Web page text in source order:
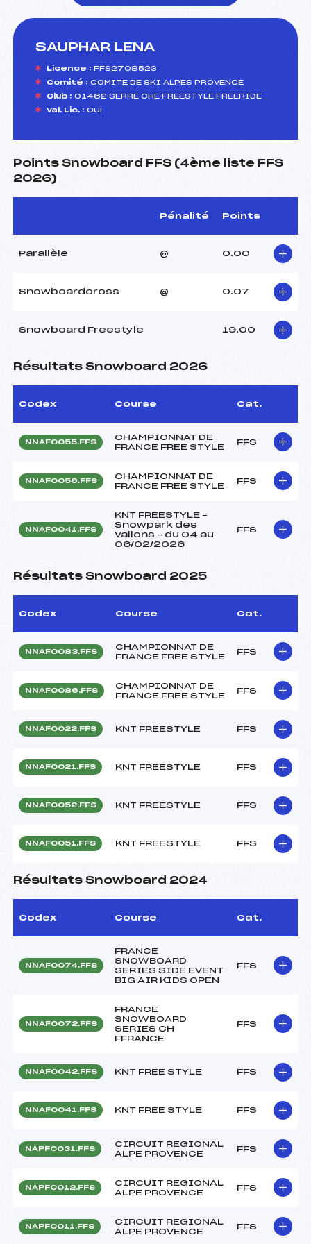
SAUPHAR LENA
Licence : FFS2708523
Comité : COMITE DE SKI ALPES PROVENCE
Club : 01462 SERRE CHE FREESTYLE FREERIDE
Val. Lic. : Oui
Points Snowboard FFS (4ème liste FFS
2026)
Pénalité Points
Parallèle @ 0.00
Snowboardcross @ 0.07
Snowboard Freestyle 19.00
Résultats Snowboard 2026
Codex Course Cat.
NNAF0055.FFS
CHAMPIONNAT DE
FRANCE FREE STYLE
FFS
NNAF0056.FFS
CHAMPIONNAT DE
FRANCE FREE STYLE
FFS
NNAF0041.FFS
KNT FREESTYLE –
Snowpark des
Vallons – du 04 au
06/02/2026
FFS
Résultats Snowboard 2025
Codex Course Cat.
NNAF0083.FFS
CHAMPIONNAT DE
FRANCE FREE STYLE
FFS
NNAF0086.FFS
CHAMPIONNAT DE
FRANCE FREE STYLE
FFS
NNAF0022.FFS KNT FREESTYLE FFS
NNAF0021.FFS KNT FREESTYLE FFS
NNAF0052.FFS KNT FREESTYLE FFS
NNAF0051.FFS KNT FREESTYLE FFS
Résultats Snowboard 2024
Codex Course Cat.
NNAF0074.FFS
FRANCE
SNOWBOARD
SERIES SIDE EVENT
BIG AIR KIDS OPEN
FFS
NNAF0072.FFS
FRANCE
SNOWBOARD
SERIES CH
FFRANCE
FFS
NNAF0042.FFS KNT FREE STYLE FFS
NNAF0041.FFS KNT FREE STYLE FFS
NAPF0031.FFS
CIRCUIT REGIONAL
ALPE PROVENCE
FFS
NAPF0012.FFS
CIRCUIT REGIONAL
ALPE PROVENCE
FFS
NAPF0011.FFS
CIRCUIT REGIONAL
ALPE PROVENCE
FFS